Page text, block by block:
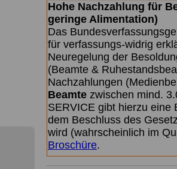
Hohe Nachzahlung für
geringe Alimentation)
Das
für verfassungs-widrig
Neuregelung der
(Beamte &
Nachzahlungen
Beamte zwischen mind.
SERVICE gibt hierzu eine
dem Beschluss des
wird (wahrscheinlich im
Broschüre.